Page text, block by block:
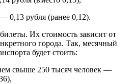
0,13 рубля (ранее 0,12).
Их стоимость зависит от
города. Так, месячный
будет стоить:
свыше 250 тысяч человек —